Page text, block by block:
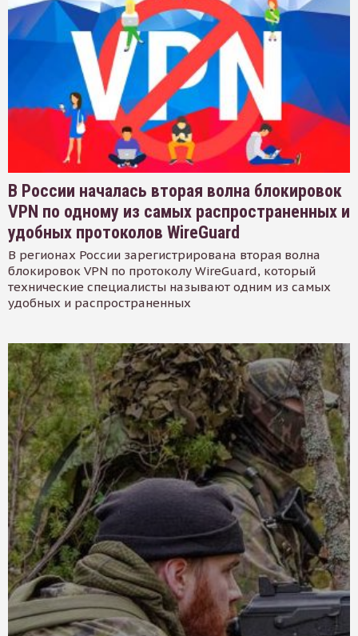
В России началась вторая волна блокировок
VPN по одному из самых распространенных и
удобных протоколов WireGuard
В регионах России зарегистрирована вторая волна
блокировок VPN по протоколу WireGuard, который
технические специалисты называют одним из самых
удобных и распространенных